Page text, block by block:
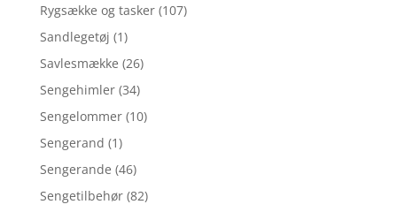
Rygsække og tasker (107)
Sandlegetøj (1)
Savlesmække (26)
Sengehimler (34)
Sengelommer (10)
Sengerand (1)
Sengerande (46)
Sengetilbehør (82)